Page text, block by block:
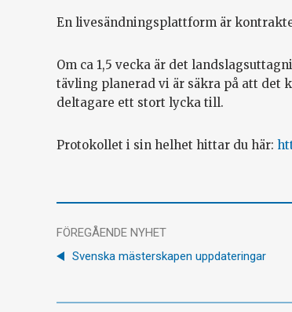
En livesändningsplattform är
Om ca 1,5 vecka är det
tävling planerad vi är säkra på att det
deltagare ett stort lycka till.
Protokollet i sin helhet hittar du här:
FÖREGÅENDE NYHET
Svenska mästerskapen uppdateringar